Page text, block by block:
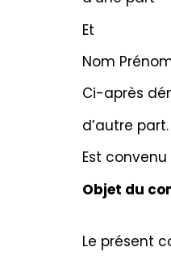
Et
Nom
Ci-après
d’autre part.
Est
Objet du
Le présent